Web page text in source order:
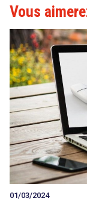
Vous
01/03/2024